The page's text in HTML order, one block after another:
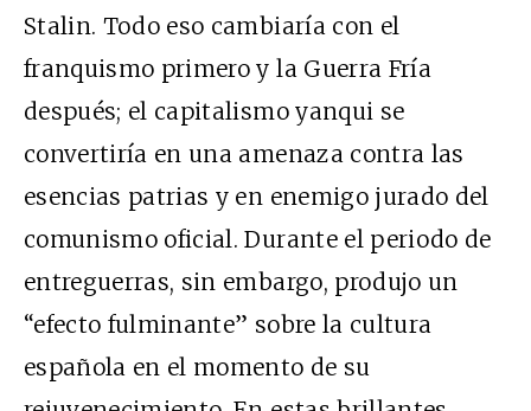
Stalin. Todo eso cambiaría con el
franquismo primero y la Guerra Fría
después; el capitalismo yanqui se
convertiría en una amenaza contra las
esencias patrias y en enemigo jurado del
comunismo oficial. Durante el periodo de
entreguerras, sin embargo, produjo un
“efecto fulminante” sobre la cultura
española en el momento de su